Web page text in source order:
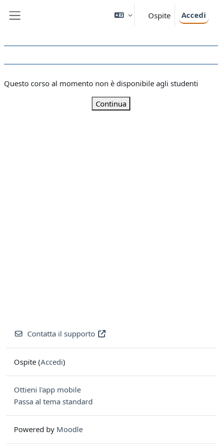
Ospite Accedi
Questo corso al momento non è disponibile agli studenti
Continua
Contatta il supporto
Ospite (Accedi)
Ottieni l'app mobile
Passa al tema standard
Powered by Moodle